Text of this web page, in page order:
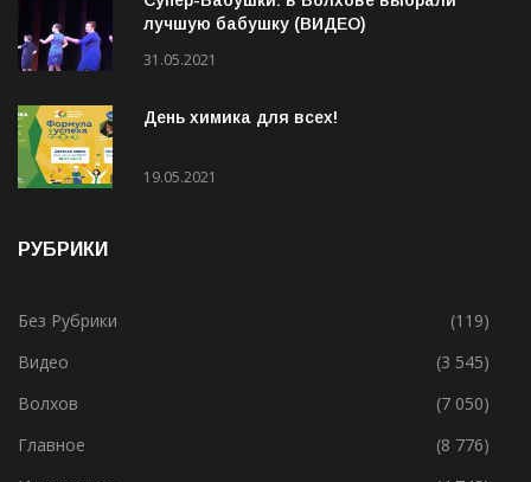
Супер-Бабушки: в Волхове выбрали
31.05.2021
День химика для всех!
Без Рубрики
(119)
Видео
(3 545)
Волхов
(7 050)